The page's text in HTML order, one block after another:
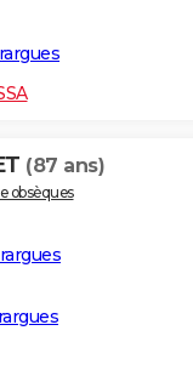
(87 ans)
obsèques